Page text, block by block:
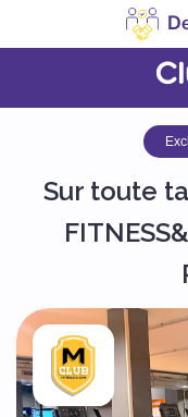
Sur toute